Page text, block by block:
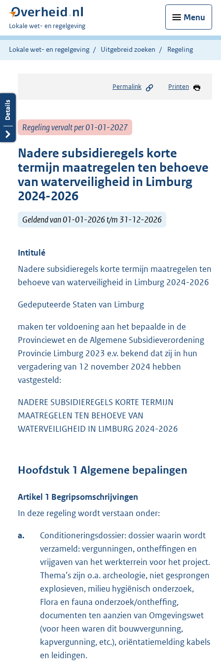
Menu
U
bent
hier:
Lokale wet- en regelgeving
Lokale wet- en regelgeving Uitgebreid zoeken Regeling
Permalink Printen
Regeling vervalt per 01-01-2027
Nadere subsidieregels korte
termijn maatregelen ten behoeve
van waterveiligheid in Limburg
2024-2026
Geldend van 01-01-2026 t/m 31-12-2026
Intitulé
Nadere subsidieregels korte termijn maatregelen ten
behoeve van waterveiligheid in Limburg 2024-2026
Gedeputeerde Staten van Limburg
maken ter voldoening aan het bepaalde in de
Provinciewet en de Algemene Subsidieverordening
Provincie Limburg 2023 e.v. bekend dat zij in hun
vergadering van 12 november 2024 hebben
vastgesteld:
NADERE SUBSIDIEREGELS KORTE TERMIJN
MAATREGELEN TEN BEHOEVE VAN
WATERVEILIGHEID IN LIMBURG 2024-2026
Hoofdstuk 1 Algemene bepalingen
Artikel 1 Begripsomschrijvingen
In deze regeling wordt verstaan onder:
a.
Conditioneringsdossier: dossier waarin wordt
verzameld: vergunningen, ontheffingen en
vrijgaven van het werkterrein voor het project.
Thema’s zijn o.a. archeologie, niet gesprongen
explosieven, milieu hygiënisch onderzoek,
Flora en fauna onderzoek/ontheffing,
documenten ten aanzien van Omgevingswet
(voor heen waren dit bouwvergunning,
kapvergunning, etc.), oriëntatiemelding kabels
en leidingen.